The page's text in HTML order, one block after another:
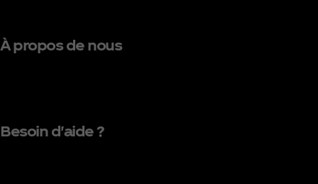
À propos de nous
Besoin d'aide ?